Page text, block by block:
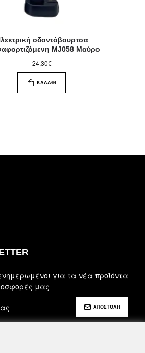
οδοντόβουρτσα
MJ058 Μαύρο
24,30€
ΚΑΛΆΘΙ
για τα νέα προϊόντα
μας
ΑΠΟΣΤΟΛΗ